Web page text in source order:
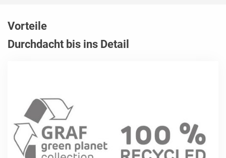
Vorteile
Durchdacht bis ins Detail